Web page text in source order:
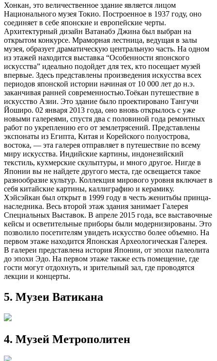
Хонкан, это величественное здание является лицом
Национального музея Токио. Построенное в 1937 году, оно
соединяет в себе японские и европейские черты.
Архитектурный дизайн Ватанабэ Джина был выбран на
открытом конкурсе. Мраморная лестница, ведущая в залы
музея, образует драматическую центральную часть. На одном
из этажей находится выставка “Особенности японского
искусства” идеально подойдет для тех, кто посещает музей
впервые. Здесь представлены произведения искусства всех
периодов японской истории начиная от 10 000 лет до н.э.
заканчивая ранней современностью.Тоёкан путешествие в
искусство Азии. Это здание было проектировано Тангучи
Йоширо. 02 января 2013 года, оно вновь открылось с уже
новыми галереями, спустя два с половиной года ремонтных
работ по укреплению его от землетрясений. Представлены
экспонаты из Египта, Китая и Корейского полуострова,
востока, — эта галерея отправляет в путешествие по всему
миру искусства. Индийские картины, индонезийский
текстиль, кухмерские скульптуры, и много другое. Нигде в
Японии вы не найдете другого места, где освещается такое
разнообразие культур. Коллекция мирового уровня включает в
себя китайские картины, каллиграфию и керамику.
Хэйсэйкан был открыт в 1999 году в честь женитьбы принца-
наследника. Весь второй этаж здания занимает Галерея
Специальных Выставок. В апреле 2015 года, все выставочные
кейсы и осветительные приборы были модернизированы. Это
позволило посетителям увидеть искусство более объемно. На
первом этаже находится Японская Археологическая Галерея.
В галереи представлена история Японии, от эпохи палеолита
до эпохи Эдо. На первом этаже также есть помещение, где
гости могут отдохнуть, и зрительный зал, где проводятся
лекции и концерты.
5. Музеи Ватикана
4. Музей Метрополитен